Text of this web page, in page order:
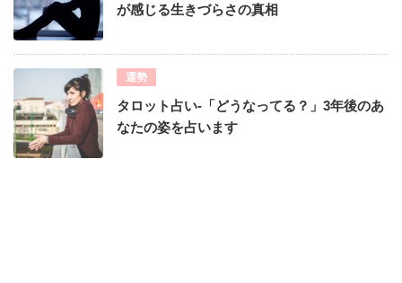
が感じる生きづらさの真相
運勢
タロット占い-「どうなってる？」3年後のあ
なたの姿を占います